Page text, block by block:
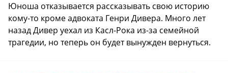
Юноша отказывается рассказывать свою историю
кому-то кроме адвоката Генри Дивера. Много лет
назад Дивер уехал из Касл-Рока из-за семейной
трагедии, но теперь он будет вынужден вернуться.